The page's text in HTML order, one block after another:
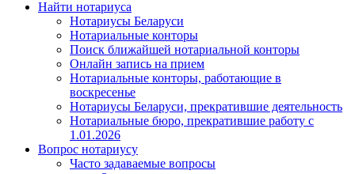
Найти нотариуса
Нотариусы Беларуси
Нотариальные конторы
Поиск ближайшей нотариальной конторы
Онлайн запись на прием
Нотариальные конторы, работающие в
воскресенье
Нотариусы Беларуси, прекратившие деятельность
Нотариальные бюро, прекратившие работу с
1.01.2026
Вопрос нотариусу
Часто задаваемые вопросы